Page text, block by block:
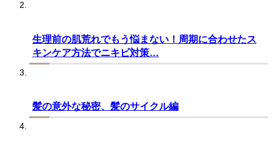
生理前の肌荒れでもう悩まない！周期に合わせたス
キンケア方法でニキビ対策…
髪の意外な秘密、髪のサイクル編